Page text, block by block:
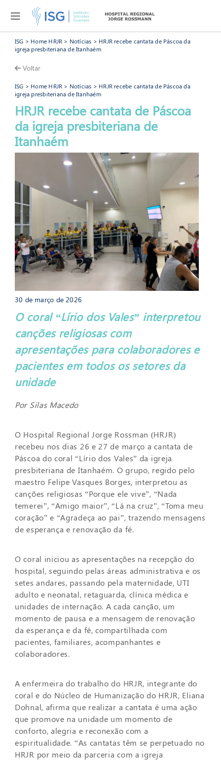
ISG > Home HRJR > Notícias > HRJR recebe cantata de Páscoa da
igreja presbiteriana de Itanhaém
Voltar
ISG > Home HRJR > Notícias > HRJR recebe cantata de Páscoa da
igreja presbiteriana de Itanhaém
HRJR recebe cantata de Páscoa
da igreja presbiteriana de
ItanhaémHRJR
30 de março de 2026
O coral “Lírio dos Vales” interpretou
canções religiosas com
apresentações para colaboradores e
pacientes em todos os setores da
unidade
Por Silas Macedo
O Hospital Regional Jorge Rossman (HRJR)
recebeu nos dias 26 e 27 de março a cantata de
Páscoa do coral “Lírio dos Vales” da igreja
presbiteriana de Itanhaém. O grupo, regido pelo
maestro Felipe Vasques Borges, interpretou as
canções religiosas “Porque ele vive”, “Nada
temerei”, “Amigo maior”, “Lá na cruz”, “Toma meu
coração” e “Agradeça ao pai”, trazendo mensagens
de esperança e renovação da fé.
O coral iniciou as apresentações na recepção do
hospital, seguindo pelas áreas administrativa e os
setes andares, passando pela maternidade, UTI
adulto e neonatal, retaguarda, clínica médica e
unidades de internação. A cada canção, um
momento de pausa e a mensagem de renovação
da esperança e da fé, compartilhada com
pacientes, familiares, acompanhantes e
colaboradores.
A enfermeira do trabalho do HRJR, integrante do
coral e do Núcleo de Humanização do HRJR, Eliana
Dohnal, afirma que realizar a cantata é uma ação
que promove na unidade um momento de
conforto, alegria e reconexão com a
espiritualidade. “As cantatas têm se perpetuado no
HRJR por meio da parceria com a igreja